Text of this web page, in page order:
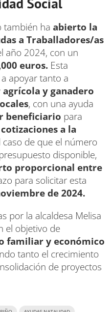
también ha abierto la
a Traballadores/as
año 2024, con un
euros. Esta
apoyar tanto a
y ganadero
, con una ayuda
beneficiario para
cotizaciones a la
caso de que el número
disponible,
proporcional entre
para solicitar esta
de 2024.
por la alcaldesa Melisa
el objetivo de
familiar y económico
tanto el crecimiento
de proyectos